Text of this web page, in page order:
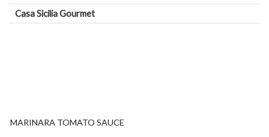
MARINARA TOMATO SAUCE
Casa Sicilia Gourmet